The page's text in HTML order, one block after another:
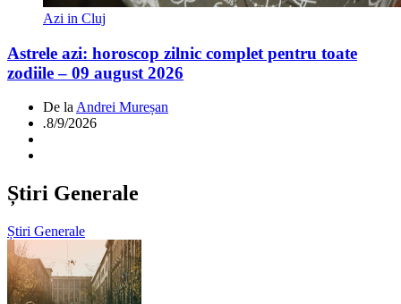
Azi in Cluj
Astrele azi: horoscop zilnic complet pentru toate
zodiile – 09 august 2026
De la Andrei Mureșan
.8/9/2026
Știri Generale
Știri Generale